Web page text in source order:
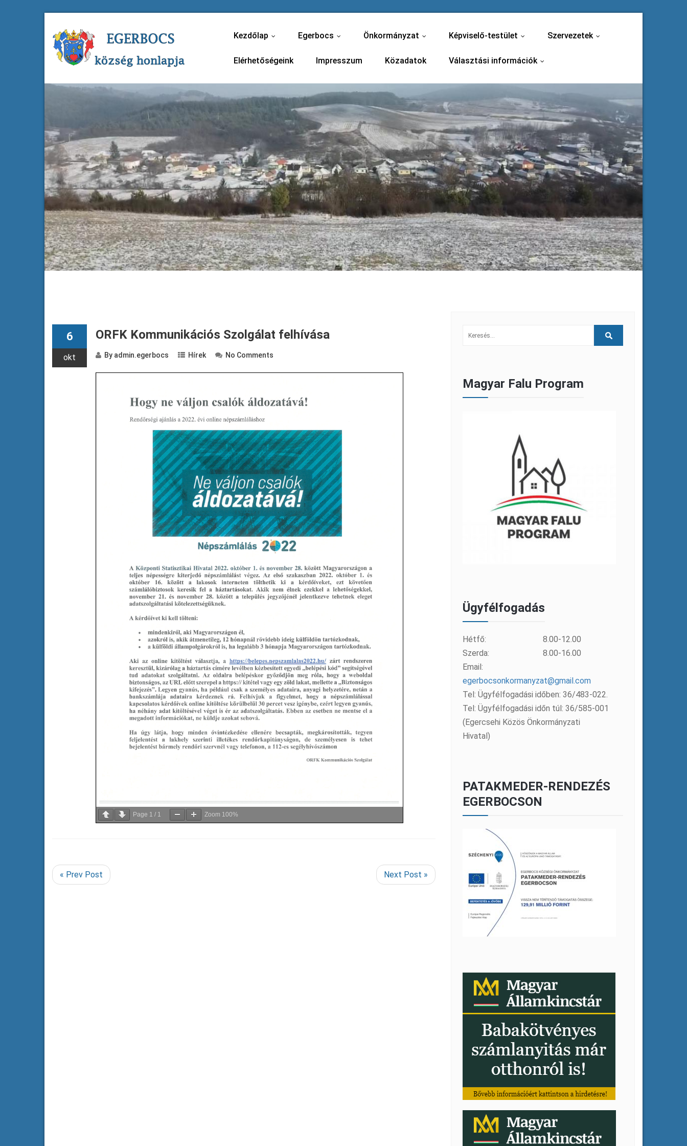
Kezdőlap Egerbocs Önkormányzat Képviselő-testület Szervezetek
Elérhetőségeink Impresszum Közadatok Választási információk
6
okt
ORFK Kommunikációs Szolgálat felhívása
By admin.egerbocs Hírek No Comments
Page 1 / 1 Zoom 100%
« Prev Post Next Post »
Magyar Falu Program
Ügyfélfogadás
Hétfő:
8.00-12.00
Szerda:
8.00-16.00
Email:
egerbocsonkormanyzat@gmail.com
Tel: Ügyfélfogadási időben: 36/483-022.
Tel: Ügyfélfogadási időn túl: 36/585-001
(Egercsehi Közös Önkormányzati
Hivatal)
PATAKMEDER-RENDEZÉS
EGERBOCSON